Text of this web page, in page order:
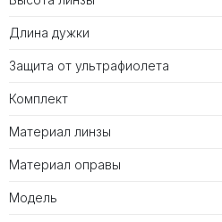
Длина дужки
Защита от ультрафиолета
Комплект
Материал линзы
Материал оправы
Модель